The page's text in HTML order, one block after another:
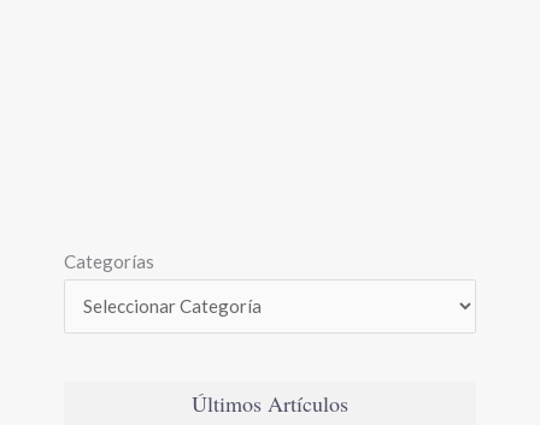
Categorías
Últimos Artículos